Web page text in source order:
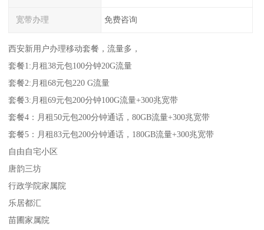
宽带办理 免费咨询
西安新用户办理移动套餐，流量多，
套餐1:月租38元包100分钟20G流量
套餐2:月租68元包220 G流量
套餐3:月租69元包200分钟100G流量+300兆宽带
套餐4：月租50元包200分钟通话，80GB流量+300兆宽带
套餐5：月租83元包200分钟通话，180GB流量+300兆宽带
自由自宅小区
唐韵三坊
行政学院家属院
乐居都汇
苗圃家属院